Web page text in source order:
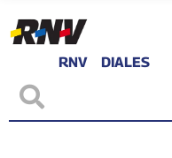
RNV DIALES